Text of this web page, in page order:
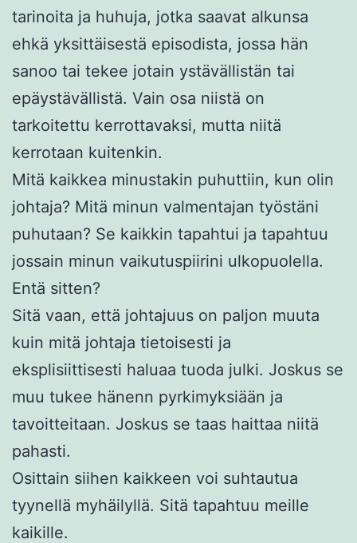
tarinoita ja huhuja, jotka saavat alkunsa
ehkä yksittäisestä episodista, jossa hän
sanoo tai tekee jotain ystävällistän tai
epäystävällistä. Vain osa niistä on
tarkoitettu kerrottavaksi, mutta niitä
kerrotaan kuitenkin.
Mitä kaikkea minustakin puhuttiin, kun olin
johtaja? Mitä minun valmentajan työstäni
puhutaan? Se kaikkin tapahtui ja tapahtuu
jossain minun vaikutuspiirini ulkopuolella.
Entä sitten?
Sitä vaan, että johtajuus on paljon muuta
kuin mitä johtaja tietoisesti ja
eksplisiittisesti haluaa tuoda julki. Joskus se
muu tukee hänenn pyrkimyksiään ja
tavoitteitaan. Joskus se taas haittaa niitä
pahasti.
Osittain siihen kaikkeen voi suhtautua
tyynellä myhäilyllä. Sitä tapahtuu meille
kaikille.